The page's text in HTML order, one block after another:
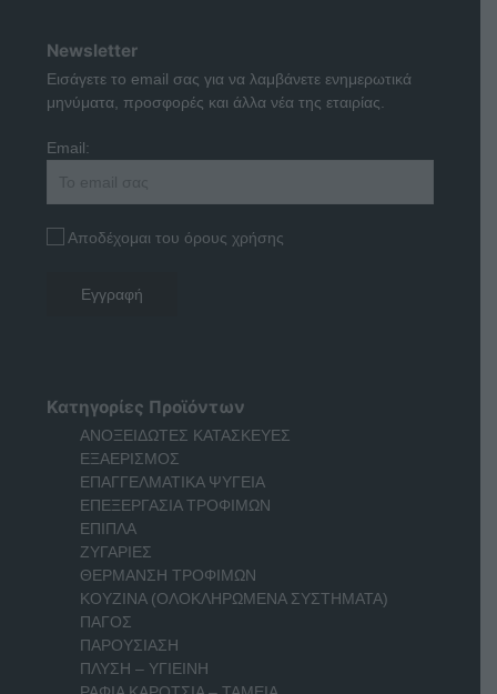
Newsletter
Εισάγετε το email σας για να λαμβάνετε ενημερωτικά
μηνύματα, προσφορές και άλλα νέα της εταιρίας.
Email:
Αποδέχομαι του όρους χρήσης
Κατηγορίες Προϊόντων
ΑΝΟΞΕΙΔΩΤΕΣ ΚΑΤΑΣΚΕΥΕΣ
ΕΞΑΕΡΙΣΜΟΣ
ΕΠΑΓΓΕΛΜΑΤΙΚΑ ΨΥΓΕΙΑ
ΕΠΕΞΕΡΓΑΣΙΑ ΤΡΟΦΙΜΩΝ
ΕΠΙΠΛΑ
ΖΥΓΑΡΙΕΣ
ΘΕΡΜΑΝΣΗ ΤΡΟΦΙΜΩΝ
ΚΟΥΖΙΝΑ (ΟΛΟΚΛΗΡΩΜΕΝΑ ΣΥΣΤΗΜΑΤΑ)
ΠΑΓΟΣ
ΠΑΡΟΥΣΙΑΣΗ
ΠΛΥΣΗ – ΥΓΙΕΙΝΗ